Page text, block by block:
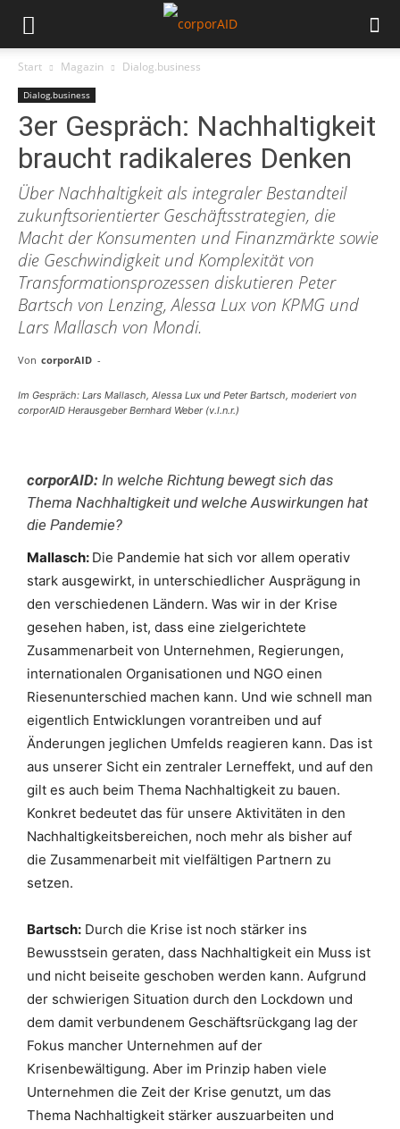
Start Magazin Dialog.business
Dialog.business
3er Gespräch: Nachhaltigkeit
braucht radikaleres Denken
Über Nachhaltigkeit als integraler Bestandteil
zukunftsorientierter Geschäftsstrategien, die
Macht der Konsumenten und Finanzmärkte sowie
die Geschwindigkeit und Komplexität von
Transformationsprozessen diskutieren Peter
Bartsch von Lenzing, Alessa Lux von KPMG und
Lars Mallasch von Mondi.
Von corporAID -
Im Gespräch: Lars Mallasch, Alessa Lux und Peter Bartsch, moderiert von
corporAID Herausgeber Bernhard Weber (v.l.n.r.)
corporAID: In welche Richtung bewegt sich das
Thema Nachhaltigkeit und welche Auswirkungen hat
die Pandemie?
Mallasch: Die Pandemie hat sich vor allem operativ
stark ausgewirkt, in unterschiedlicher Ausprägung in
den verschiedenen Ländern. Was wir in der Krise
gesehen haben, ist, dass eine zielgerichtete
Zusammenarbeit von Unternehmen, Regierungen,
internationalen Organisationen und NGO einen
Riesenunterschied machen kann. Und wie schnell man
eigentlich Entwicklungen vorantreiben und auf
Änderungen jeglichen Umfelds reagieren kann. Das ist
aus unserer Sicht ein zentraler Lerneffekt, und auf den
gilt es auch beim Thema Nachhaltigkeit zu bauen.
Konkret bedeutet das für unsere Aktivitäten in den
Nachhaltigkeitsbereichen, noch mehr als bisher auf
die Zusammenarbeit mit vielfältigen Partnern zu
setzen.
Bartsch: Durch die Krise ist noch stärker ins
Bewusstsein geraten, dass Nachhaltigkeit ein Muss ist
und nicht beiseite geschoben werden kann. Aufgrund
der schwierigen Situation durch den Lockdown und
dem damit verbundenem Geschäftsrückgang lag der
Fokus mancher Unternehmen auf der
Krisenbewältigung. Aber im Prinzip haben viele
Unternehmen die Zeit der Krise genutzt, um das
Thema Nachhaltigkeit stärker auszuarbeiten und